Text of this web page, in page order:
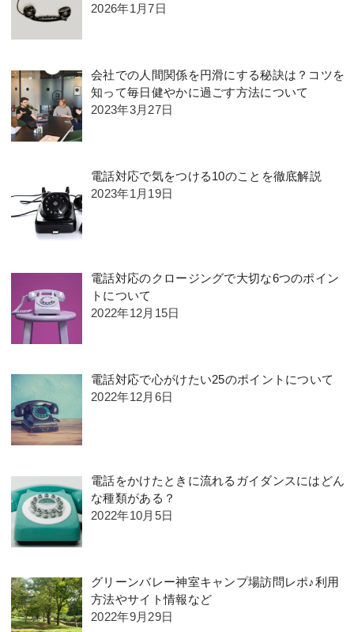
2026年1月7日
会社での人間関係を円滑にする秘訣は？コツを
知って毎日健やかに過ごす方法について
2023年3月27日
電話対応で気をつける10のことを徹底解説
2023年1月19日
電話対応のクロージングで大切な6つのポイン
トについて
2022年12月15日
電話対応で心がけたい25のポイントについて
2022年12月6日
電話をかけたときに流れるガイダンスにはどん
な種類がある？
2022年10月5日
グリーンバレー神室キャンプ場訪問レポ♪利用
方法やサイト情報など
2022年9月29日